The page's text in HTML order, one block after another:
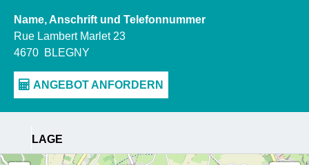
Name, Anschrift und Telefonnummer
Rue Lambert Marlet 23
4670 BLEGNY
LAGE